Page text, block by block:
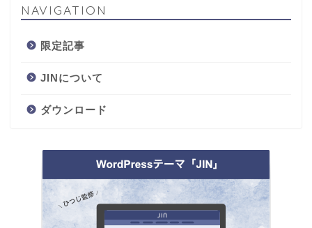
NAVIGATION
限定記事
JINについて
ダウンロード